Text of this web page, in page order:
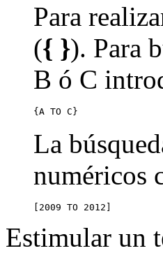
Para
({ }). Para
B ó C
{A TO C}
La
numéricos
[2009 TO 2012]
Estimular un